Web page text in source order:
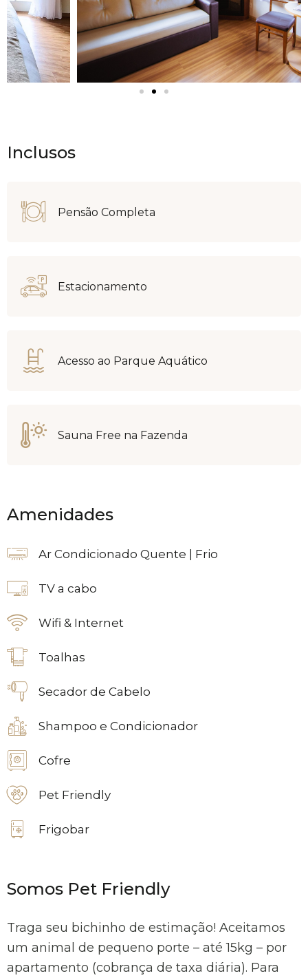
Inclusos
Pensão Completa
Estacionamento
Acesso ao Parque Aquático
Sauna Free na Fazenda
Amenidades
Ar Condicionado Quente | Frio
TV a cabo
Wifi & Internet
Toalhas
Secador de Cabelo
Shampoo e Condicionador
Cofre
Pet Friendly
Frigobar
Somos Pet Friendly
Traga seu bichinho de estimação! Aceitamos
um animal de pequeno porte – até 15kg – por
apartamento (cobrança de taxa diária). Para